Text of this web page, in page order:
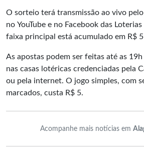
O sorteio terá transmissão ao vivo
no YouTube e no Facebook das
faixa principal está acumulado em R$
As apostas podem ser feitas até as
nas casas lotéricas credenciadas pela
ou pela internet. O jogo simples, com
marcados, custa R$ 5.
Acompanhe mais notícias em